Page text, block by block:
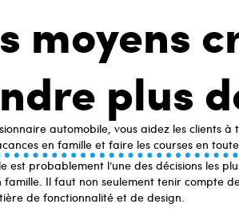
moyens
plus
automobile, vous aidez les clients
en famille et faire les courses en toute
est probablement l’une des décisions les
famille. Il faut non seulement tenir compte
de fonctionnalité et de design.